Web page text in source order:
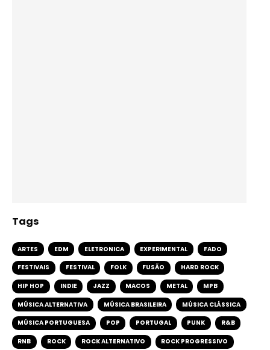
Tags
ARTES EDM ELETRONICA EXPERIMENTAL FADO
FESTIVAIS FESTIVAL FOLK FUSÃO HARD ROCK
HIP HOP INDIE JAZZ MACOS METAL MPB
MÚSICA ALTERNATIVA MÚSICA BRASILEIRA MÚSICA CLÁSSICA
MÚSICA PORTUGUESA POP PORTUGAL PUNK R&B
RNB ROCK ROCK ALTERNATIVO ROCK PROGRESSIVO